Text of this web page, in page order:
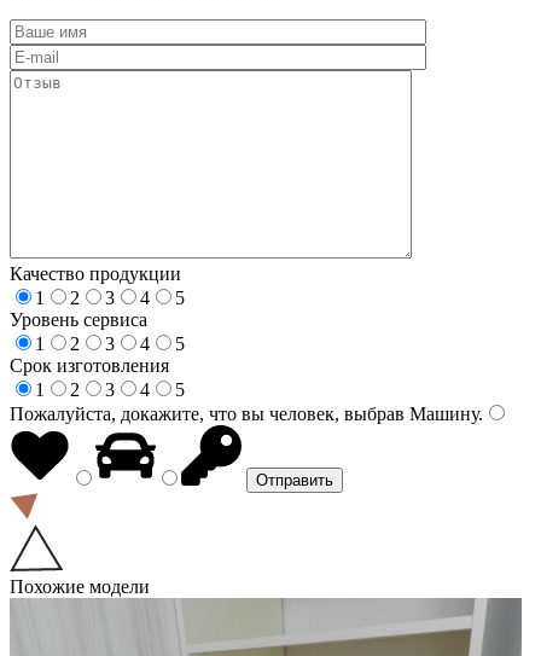
Качество продукции
1
2 3 4
5
Уровень сервиса
1
2 3 4
5
Срок изготовления
1
2 3 4
5
Пожалуйста, докажите, что вы человек, выбрав Машину.
Похожие модели